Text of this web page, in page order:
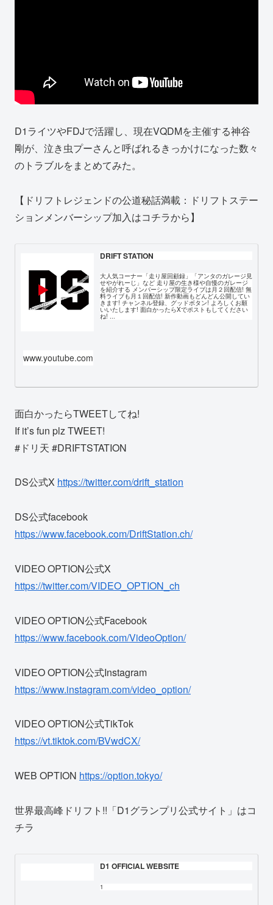
D1ライツやFDJで活躍し、現在VQDMを主催する神谷
剛が、泣き虫プーさんと呼ばれるきっかけになった数々
のトラブルをまとめてみた。
【ドリフトレジェンドの公道秘話満載：ドリフトステー
ションメンバーシップ加入はコチラから】
DRIFT STATION
大人気コーナー「走り屋回顧録」「アンタのガレージ見
せやがれーじ」など 走り屋の生き様や自慢のガレージ
を紹介する メンバーシップ限定ライブは月２回配信! 無
料ライブも月１回配信! 新作動画もどんどん公開してい
きます! チャンネル登録、グッドボタン! よろしくお願
いいたします! 面白かったらXでポストもしてください
ね! ...
www.youtube.com
面白かったらTWEETしてね!
If it’s fun plz TWEET!
#ドリ天 #DRIFTSTATION
DS公式X https://twitter.com/drift_station
DS公式facebook
https://www.facebook.com/DriftStation.ch/
VIDEO OPTION公式X
https://twitter.com/VIDEO_OPTION_ch
VIDEO OPTION公式Facebook
https://www.facebook.com/VideoOption/
VIDEO OPTION公式Instagram
https://www.instagram.com/video_option/
VIDEO OPTION公式TikTok
https://vt.tiktok.com/BVwdCX/
WEB OPTION https://option.tokyo/
世界最高峰ドリフト!!「D1グランプリ公式サイト」はコ
チラ
D1 OFFICIAL WEBSITE
1